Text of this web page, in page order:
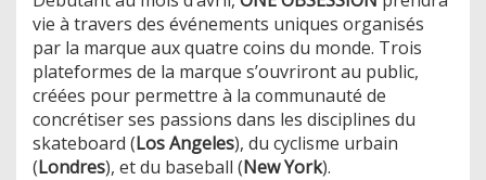
vie à travers des événements uniques organisés
par la marque aux quatre coins du monde. Trois
plateformes de la marque s’ouvriront au public,
créées pour permettre à la communauté de
concrétiser ses passions dans les disciplines du
skateboard (Los Angeles), du cyclisme urbain
(Londres), et du baseball (New York).